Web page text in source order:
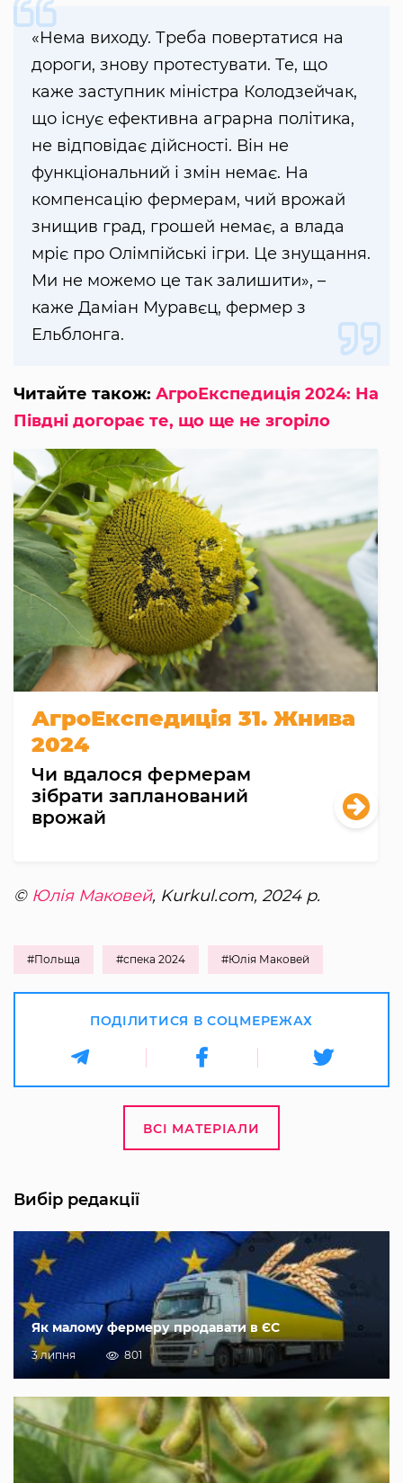
«Нема виходу. Треба повертатися на
дороги, знову протестувати. Те, що
каже заступник міністра Колодзейчак,
що існує ефективна аграрна політика,
не відповідає дійсності. Він не
функціональний і змін немає. На
компенсацію фермерам, чий врожай
знищив град, грошей немає, а влада
мріє про Олімпійські ігри. Це знущання.
Ми не можемо це так залишити», –
каже Даміан Муравєц, фермер з
Ельблонга.
Читайте також: АгроЕкспедиція 2024: На
Півдні догорає те, що ще не згоріло
АгроЕкспедиція 31. Жнива
2024
Чи вдалося фермерам
зібрати запланований
врожай
© Юлія Маковей, Kurkul.com, 2024 р.
#Польща #спека 2024 #Юлія Маковей
ПОДІЛИТИСЯ В СОЦМЕРЕЖАХ
ВСІ МАТЕРІАЛИ
Вибір редакції
Як малому фермеру продавати в ЄС
3 липня 801